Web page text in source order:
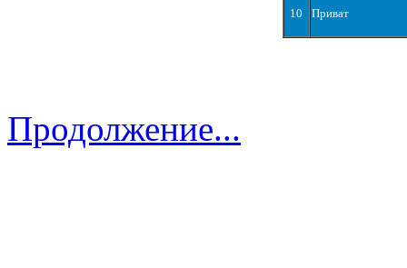
10 Приват
Продолжение...